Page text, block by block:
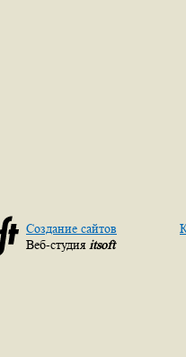
Создание сайтов
Веб-студия itsoft